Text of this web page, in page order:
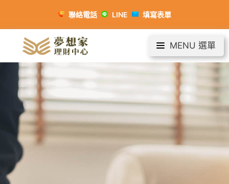
聯絡電話 LINE 填寫表單
MENU 選單